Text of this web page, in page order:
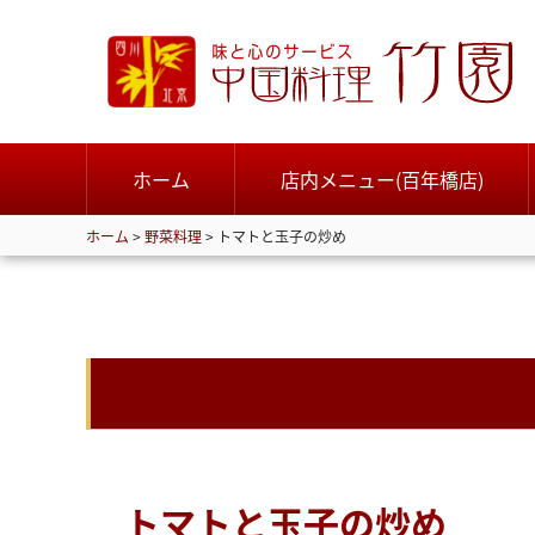
ホーム 店内メニュー(百年橋店)
ホーム >野菜料理> トマトと玉子の炒め
トマトと玉子の炒め